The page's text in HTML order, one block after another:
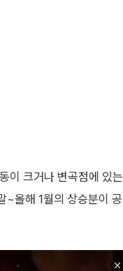
이 크거나 변곡점에 있는
~올해 1월의 상승분이 공